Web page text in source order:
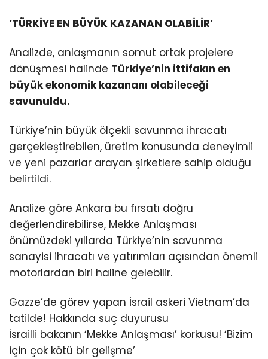
‘TÜRKİYE EN BÜYÜK KAZANAN OLABİLİR’
Analizde, anlaşmanın somut ortak projelere
dönüşmesi halinde Türkiye’nin ittifakın en
büyük ekonomik kazananı olabileceği
savunuldu.
Türkiye’nin büyük ölçekli savunma ihracatı
gerçekleştirebilen, üretim konusunda deneyimli
ve yeni pazarlar arayan şirketlere sahip olduğu
belirtildi.
Analize göre Ankara bu fırsatı doğru
değerlendirebilirse, Mekke Anlaşması
önümüzdeki yıllarda Türkiye’nin savunma
sanayisi ihracatı ve yatırımları açısından önemli
motorlardan biri haline gelebilir.
Gazze’de görev yapan İsrail askeri Vietnam’da
tatilde! Hakkında suç duyurusu
İsrailli bakanın ‘Mekke Anlaşması’ korkusu! ‘Bizim
için çok kötü bir gelişme’